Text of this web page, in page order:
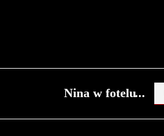
Nina w fotelu